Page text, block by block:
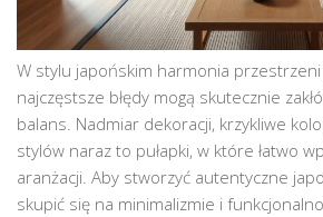
W stylu japońskim harmonia
najczęstsze błędy mogą skutecznie
balans. Nadmiar dekoracji, krzykliwe
stylów naraz to pułapki, w które łatwo
aranżacji. Aby stworzyć autentyczne
skupić się na minimalizmie i